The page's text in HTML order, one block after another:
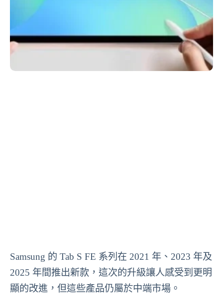
Samsung 的 Tab S FE 系列在 2021 年、2023 年及
2025 年間推出新款，這次的升級讓人感受到更明
顯的改進，但這些產品仍屬於中端市場。